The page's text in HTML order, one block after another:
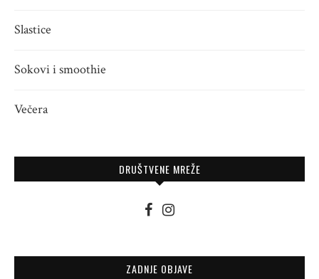
Slastice
Sokovi i smoothie
Večera
DRUŠTVENE MREŽE
ZADNJE OBJAVE